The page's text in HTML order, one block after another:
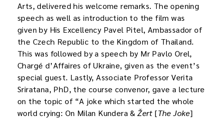
Arts, delivered his welcome remarks. The opening
speech as well as introduction to the film was
given by His Excellency Pavel Pitel, Ambassador of
the Czech Republic to the Kingdom of Thailand.
This was followed by a speech by Mr Pavlo Orel,
Chargé d’Affaires of Ukraine, given as the event’s
special guest. Lastly, Associate Professor Verita
Sriratana, PhD, the course convenor, gave a lecture
on the topic of “A joke which started the whole
world crying: On Milan Kundera &Žert [The Joke]